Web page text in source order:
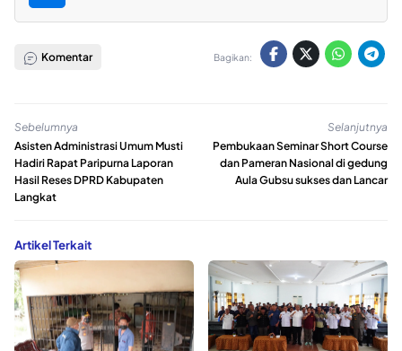
Komentar Bagikan:
Sebelumnya
Asisten Administrasi Umum Musti
Hadiri Rapat Paripurna Laporan
Hasil Reses DPRD Kabupaten
Langkat
Selanjutnya
Pembukaan Seminar Short Course
dan Pameran Nasional di gedung
Aula Gubsu sukses dan Lancar
Artikel Terkait